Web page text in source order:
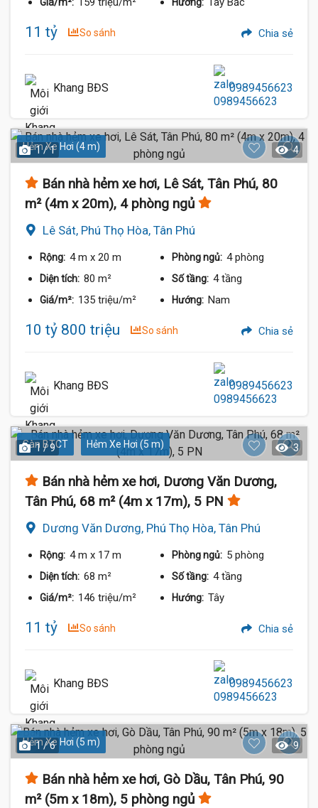
11 tỷ So sánh Chia sẻ
Khang BĐS 0989456623
Hẻm Xe Hơi (4 m)
1 / 1 4
Bán nhà hẻm xe hơi, Lê Sát, Tân Phú, 80
m² (4m x 20m), 4 phòng ngủ
Lê Sát, Phú Thọ Hòa, Tân Phú
Rộng: 4 m x 20 m Phòng ngủ: 4 phòng
Diện tích: 80 m² Số tầng: 4 tầng
Giá/m²: 135 triệu/m² Hướng: Nam
10 tỷ 800 triệu So sánh Chia sẻ
Khang BĐS 0989456623
Sàn BTCT Hẻm Xe Hơi (5 m)
1 / 9 3
Bán nhà hẻm xe hơi, Dương Văn Dương,
Tân Phú, 68 m² (4m x 17m), 5 PN
Dương Văn Dương, Phú Thọ Hòa, Tân Phú
Rộng: 4 m x 17 m Phòng ngủ: 5 phòng
Diện tích: 68 m² Số tầng: 4 tầng
Giá/m²: 146 triệu/m² Hướng: Tây
11 tỷ So sánh Chia sẻ
Khang BĐS 0989456623
Hẻm Xe Hơi (5 m)
1 / 6 9
Bán nhà hẻm xe hơi, Gò Dầu, Tân Phú, 90
m² (5m x 18m), 5 phòng ngủ